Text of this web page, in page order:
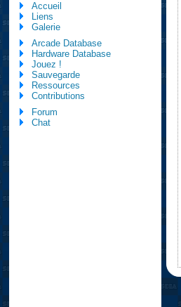
Accueil
Liens
Galerie
Arcade Database
Hardware Database
Jouez !
Sauvegarde
Ressources
Contributions
Forum
Chat